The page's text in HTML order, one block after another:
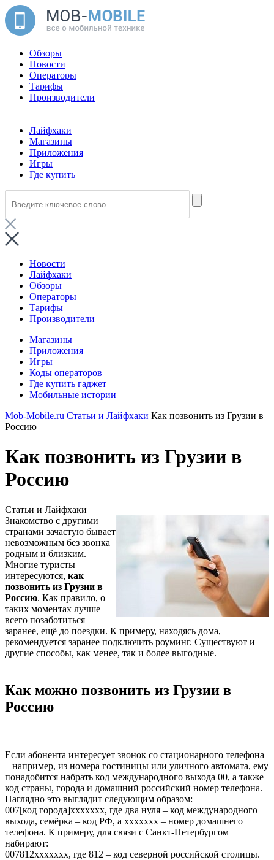
Обзоры
Новости
Операторы
Тарифы
Производители
Лайфхаки
Магазины
Приложения
Игры
Где купить
Новости
Лайфхаки
Обзоры
Операторы
Тарифы
Производители
Магазины
Приложения
Игры
Коды операторов
Где купить гаджет
Мобильные истории
Mob-Mobile.ru Статьи и Лайфхаки Как позвонить из Грузии в
Россию
Как позвонить из Грузии в
Россию
Статьи и Лайфхаки
Знакомство с другими
странами зачастую бывает
невозможным без звонка
родным и близким.
Многие туристы
интересуются, как
позвонить из Грузии в
Россию. Как правило, о
таких моментах лучше
всего позаботиться
заранее, ещё до поездки. К примеру, находясь дома,
рекомендуется заранее подключить роуминг. Существуют и
другие способы, как менее, так и более выгодные.
Как можно позвонить из Грузии в
Россию
Если абонента интересует звонок со стационарного телефона
– например, из номера гостиницы или уличного автомата, ему
понадобится набрать код международного выхода 00, а также
код страны, города и домашний российский номер телефона.
Наглядно это выглядит следующим образом:
007[код города]ххххххх, где два нуля – код международного
выхода, семёрка – код РФ, а ххххххх – номер домашнего
телефона. К примеру, для связи с Санкт-Петербургом
набирают:
007812ххххххх, где 812 – код северной российской столицы.